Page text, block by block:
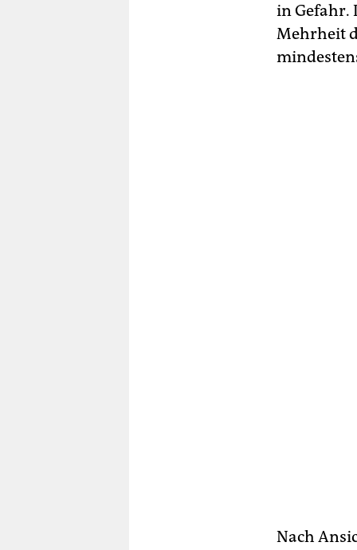
in Gefahr.
Mehrheit
Nach